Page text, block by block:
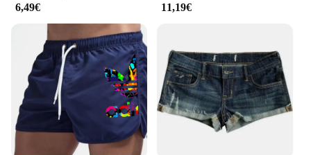
6,49€ 11,19€